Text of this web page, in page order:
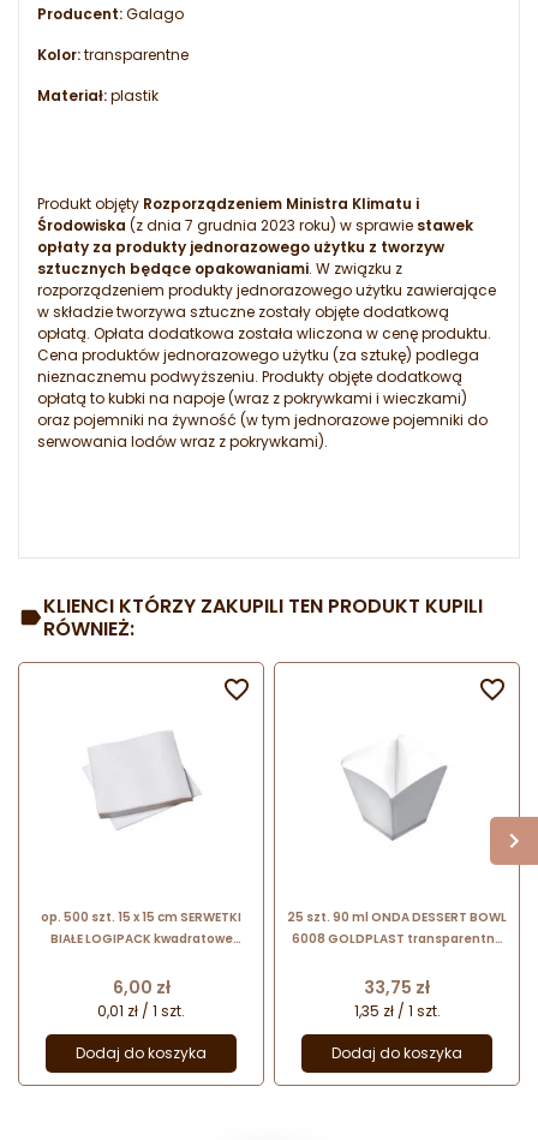
Producent:Galago
Kolor:transparentne
Materiał:plastik
Produkt objęty Rozporządzeniem Ministra Klimatu i
Środowiska (z dnia 7 grudnia 2023 roku) w sprawie stawek
opłaty za produkty jednorazowego użytku z tworzyw
sztucznych będące opakowaniami. W związku z
rozporządzeniem produkty jednorazowego użytku zawierające
w składzie tworzywa sztuczne zostały objęte dodatkową
opłatą. Opłata dodatkowa została wliczona w cenę produktu.
Cena produktów jednorazowego użytku (za sztukę) podlega
nieznacznemu podwyższeniu. Produkty objęte dodatkową
opłatą to kubki na napoje (wraz z pokrywkami i wieczkami)
oraz pojemniki na żywność (w tym jednorazowe pojemniki do
serwowania lodów wraz z pokrywkami).
KLIENCI KTÓRZY ZAKUPILI TEN PRODUKT KUPILI
RÓWNIEŻ:
op. 500 szt. 15 x 15 cm SERWETKI
BIAŁE LOGIPACK kwadratowe
Cena
6,00 zł
0,01 zł / 1 szt.
Dodaj do koszyka

25 szt. 90 ml ONDA DESSERT BOWL
6008 GOLDPLAST transparentny
Cena
33,75 zł
1,35 zł / 1 szt.
Dodaj do koszyka
